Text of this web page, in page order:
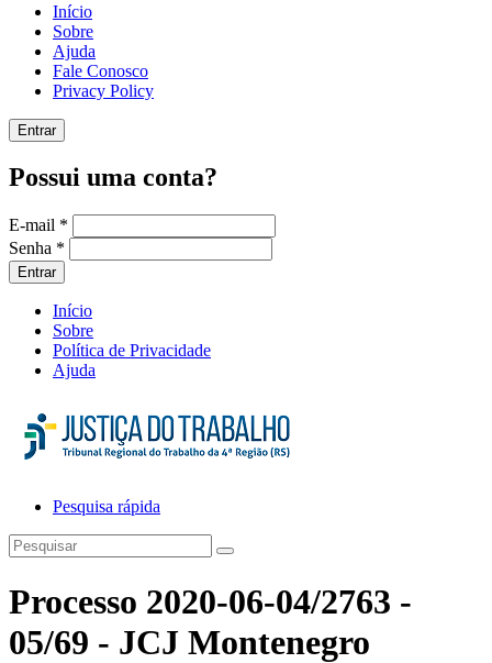
Início
Sobre
Ajuda
Fale Conosco
Privacy Policy
Entrar
Possui uma conta?
E-mail *
Senha *
Entrar
Início
Sobre
Política de Privacidade
Ajuda
Pesquisa rápida
Processo 2020-06-04/2763 -
05/69 - JCJ Montenegro